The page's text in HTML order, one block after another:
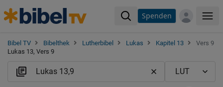
Spenden
Bibel TV Bibelthek Lutherbibel Lukas Kapitel 13
Vers 9
Lukas 13, Vers 9